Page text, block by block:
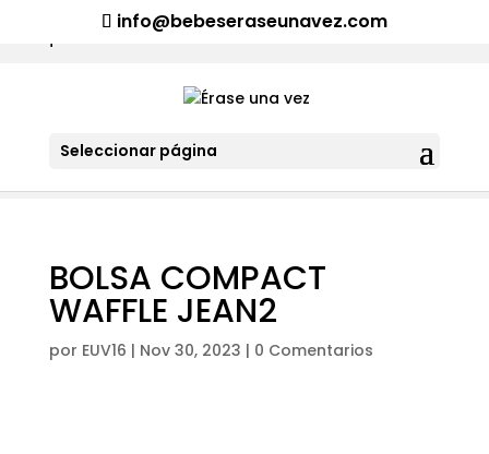
¡Aviso importante para tod@s! Si necesitan más información
info@bebeseraseunavez.com
Seleccionar página
BOLSA COMPACT
WAFFLE JEAN2
por EUV16 | Nov 30, 2023 | 0 Comentarios